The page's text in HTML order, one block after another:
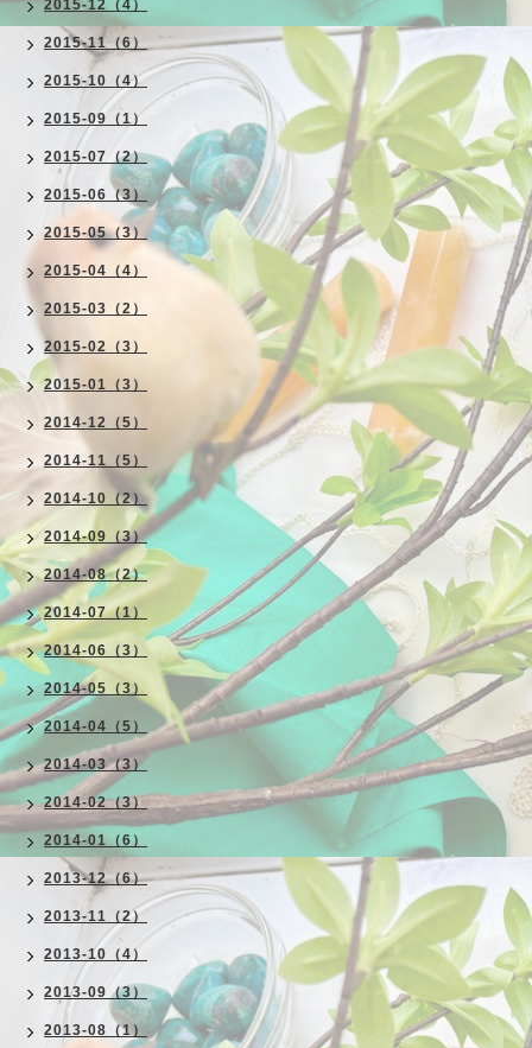
2015-12（4）
2015-11（6）
2015-10（4）
2015-09（1）
2015-07（2）
2015-06（3）
2015-05（3）
2015-04（4）
2015-03（2）
2015-02（3）
2015-01（3）
2014-12（5）
2014-11（5）
2014-10（2）
2014-09（3）
2014-08（2）
2014-07（1）
2014-06（3）
2014-05（3）
2014-04（5）
2014-03（3）
2014-02（3）
2014-01（6）
2013-12（6）
2013-11（2）
2013-10（4）
2013-09（3）
2013-08（1）